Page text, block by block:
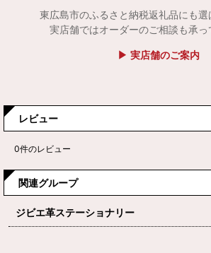
東広島市のふるさと納税返礼品にも選
実店舗ではオーダーのご相談も承っ
▶ 実店舗のご案内
レビュー
0件のレビュー
関連グループ
ジビエ革ステーショナリー